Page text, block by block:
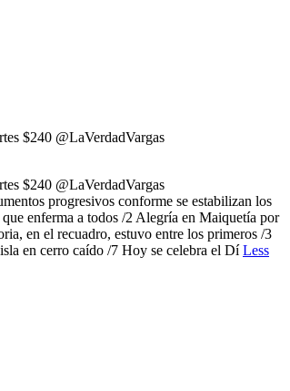
$240 @LaVerdadVargas
$240 @LaVerdadVargas
progresivos conforme se estabilizan los
enferma a todos /2 Alegría en Maiquetía por
en el recuadro, estuvo entre los primeros /3
en cerro caído /7 Hoy se celebra el DíLess